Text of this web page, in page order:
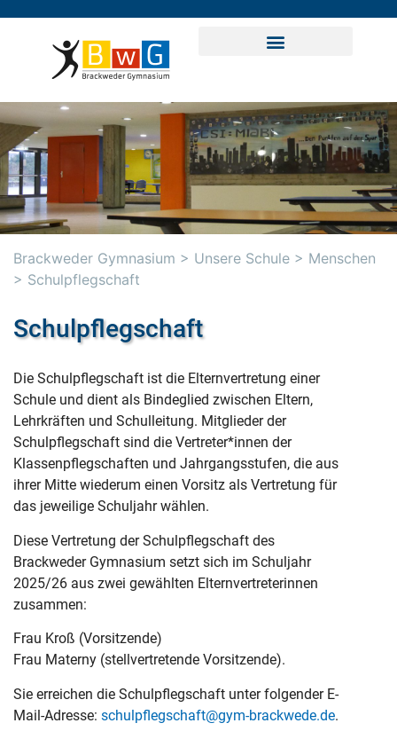
Brackweder Gymnasium > Unsere Schule > Menschen
> Schulpflegschaft
Schulpflegschaft
Die Schulpflegschaft ist die Elternvertretung einer
Schule und dient als Bindeglied zwischen Eltern,
Lehrkräften und Schulleitung. Mitglieder der
Schulpflegschaft sind die Vertreter*innen der
Klassenpflegschaften und Jahrgangsstufen, die aus
ihrer Mitte wiederum einen Vorsitz als Vertretung für
das jeweilige Schuljahr wählen.
Diese Vertretung der Schulpflegschaft des
Brackweder Gymnasium setzt sich im Schuljahr
2025/26 aus zwei gewählten Elternvertreterinnen
zusammen:
Frau Kroß (Vorsitzende)
Frau Materny (stellvertretende Vorsitzende).
Sie erreichen die Schulpflegschaft unter folgender E-
Mail-Adresse: schulpflegschaft@gym-brackwede.de.